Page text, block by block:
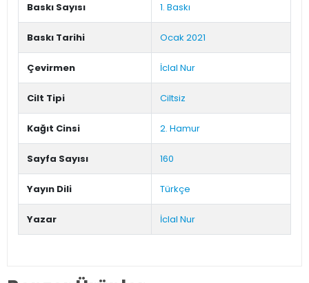
Baskı Sayısı 1. Baskı
Baskı Tarihi Ocak 2021
Çevirmen İclal Nur
Cilt Tipi Ciltsiz
Kağıt Cinsi 2. Hamur
Sayfa Sayısı 160
Yayın Dili Türkçe
Yazar İclal Nur